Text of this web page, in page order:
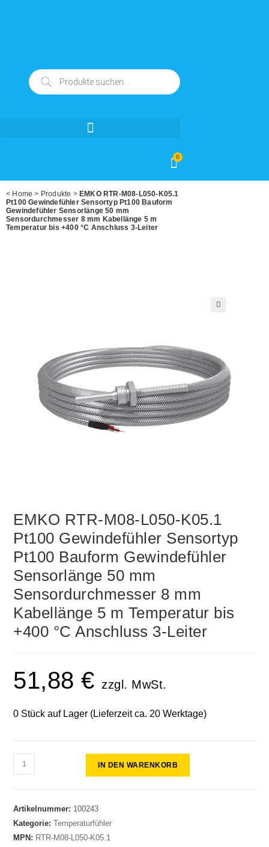
0
< Home > Produkte > EMKO RTR-M08-L050-K05.1
Pt100 Gewindefühler Sensortyp Pt100 Bauform
Gewindefühler Sensorlänge 50 mm
Sensordurchmesser 8 mm Kabellänge 5 m
Temperatur bis +400 °C Anschluss 3-Leiter
EMKO RTR-M08-L050-K05.1
Pt100 Gewindefühler Sensortyp
Pt100 Bauform Gewindefühler
Sensorlänge 50 mm
Sensordurchmesser 8 mm
Kabellänge 5 m Temperatur bis
+400 °C Anschluss 3-Leiter
51,88€ zzgl. MwSt.
0 Stück auf Lager (Lieferzeit ca. 20 Werktage)
IN DEN WARENKORB
Artikelnummer: 100243
Kategorie:Temperaturfühler
MPN: RTR-M08-L050-K05.1